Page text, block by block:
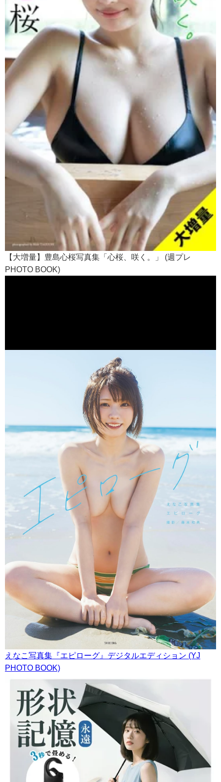
【大増量】豊島心桜写真集「心桜、咲く。」 (週プレ
PHOTO BOOK)
えなこ写真集『エピローグ』デジタルエディション (YJ
PHOTO BOOK)